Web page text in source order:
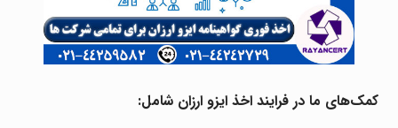
کمک‌های ما در فرایند اخذ ایزو ارزان شامل: